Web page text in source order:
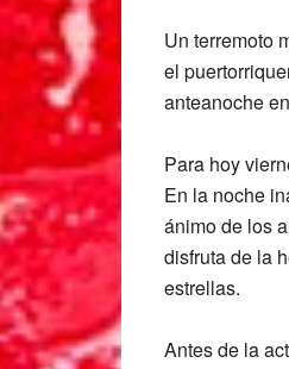
Un terremoto
el
anteanoche
Para hoy
En la noche
ánimo de los
disfruta de la
estrellas.
Antes de la